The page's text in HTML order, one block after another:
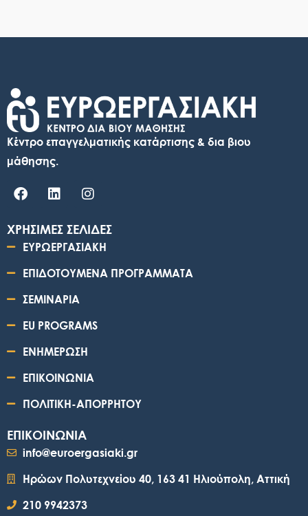
Κέντρο επαγγελματικής κατάρτισης & δια βιου
μάθησης.
ΧΡΗΣΙΜΕΣ ΣΕΛΙΔΕΣ
ΕΥΡΩΕΡΓΑΣΙΑΚΗ
ΕΠΙΔΟΤΟΥΜΕΝΑ ΠΡΟΓΡΑΜΜΑΤΑ
ΣΕΜΙΝΑΡΙΑ
EU PROGRAMS
ΕΝΗΜΕΡΩΣΗ
ΕΠΙΚΟΙΝΩΝΙΑ
ΠΟΛΙΤΙΚΗ-ΑΠΟΡΡΗΤΟΥ
ΕΠΙΚΟΙΝΩΝΙΑ
info@euroergasiaki.gr
Ηρώων Πολυτεχνείου 40, 163 41 Ηλιούπολη, Αττική
210 9942373